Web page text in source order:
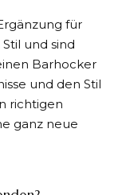
für
und sind
Barhocker
und den Stil
richtigen
ganz neue